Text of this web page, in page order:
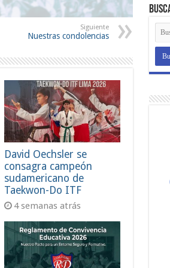
Siguiente
Nuestras condolencias
David Oechsler se
consagra campeón
sudamericano de
Taekwon-Do ITF
4 semanas atrás